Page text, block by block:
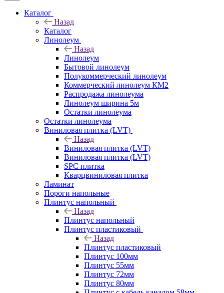
Каталог
Назад
Каталог
Линолеум
Назад
Линолеум
Бытовой линолеум
Полукоммерческий линолеум
Коммерческий линолеум КМ2
Распродажа линолеума
Линолеум ширина 5м
Остатки линолеума
Остатки линолеума
Виниловая плитка (LVT)
Назад
Виниловая плитка (LVT)
Виниловая плитка (LVT)
SPC плитка
Кварцвиниловая плитка
Ламинат
Пороги напольные
Плинтус напольный
Назад
Плинтус напольный
Плинтус пластиковый
Назад
Плинтус пластиковый
Плинтус 100мм
Плинтус 55мм
Плинтус 72мм
Плинтус 80мм